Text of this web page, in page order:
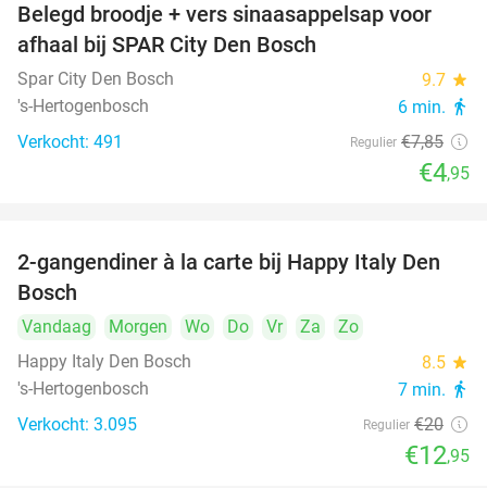
37%
Belegd broodje + vers sinaasappelsap voor
afhaal bij SPAR City Den Bosch
Spar City Den Bosch 9.7 star
's-Hertogenbosch 6 min. directions_walk
Verkocht: 491 Regulier €7,85
€4,95
35%
2-gangendiner à la carte bij Happy Italy Den
Bosch
Vandaag Morgen Wo Do Vr Za
Zo
Happy Italy Den Bosch
8.5 star
's-Hertogenbosch 7 min. directions_walk
Verkocht: 3.095 Regulier €20
€12,95